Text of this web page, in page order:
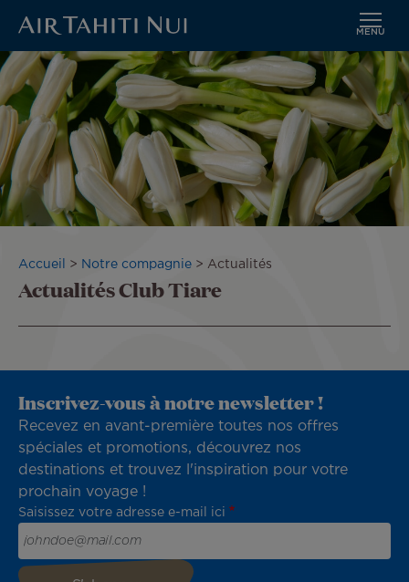
Aller
contenu
principal
MENU
Fil
d'Ariane
Accueil Notre compagnie Actualités
Actualités Club Tiare
Inscrivez-vous à notre newsletter !
Recevez en avant-première toutes nos offres
spéciales et promotions, découvrez nos
destinations et trouvez l'inspiration pour votre
prochain voyage !
Saisissez votre adresse e-mail ici